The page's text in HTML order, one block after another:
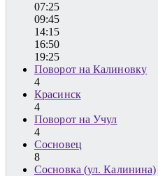
07:25
09:45
14:15
16:50
19:25
Поворот на Калиновку
4
Красинск
4
Поворот на Учул
4
Сосновец
8
Сосновка (ул. Калинина)